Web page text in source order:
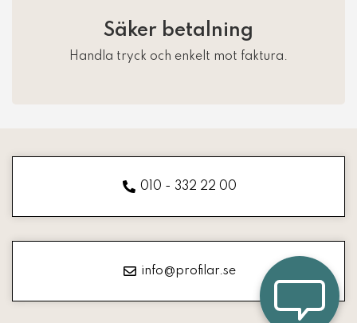
Säker betalning
Handla tryck och enkelt mot faktura.
010 - 332 22 00
info@profilar.se